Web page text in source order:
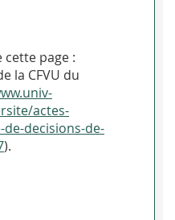
cette page :
la CFVU du
actes-
decisions-de-
).